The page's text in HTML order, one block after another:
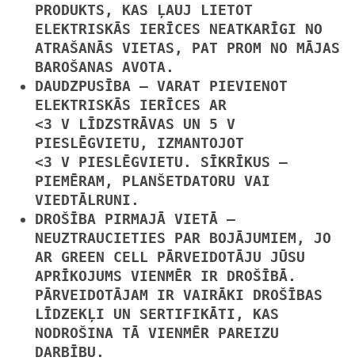
PRODUKTS, KAS ĻAUJ LIETOT
ELEKTRISKĀS IERĪCES NEATKARĪGI NO
ATRAŠANĀS VIETAS, PAT PROM NO MĀJAS
BAROŠANAS AVOTA.
DAUDZPUSĪBA — VARAT PIEVIENOT
ELEKTRISKĀS IERĪCES AR
<3 V LĪDZSTRĀVAS UN 5 V
PIESLĒGVIETU, IZMANTOJOT
<3 V PIESLĒGVIETU. SĪKRĪKUS —
PIEMĒRAM, PLANŠETDATORU VAI
VIEDTĀLRUNI.
DROŠĪBA PIRMAJĀ VIETĀ —
NEUZTRAUCIETIES PAR BOJĀJUMIEM, JO ​​
AR GREEN CELL PĀRVEIDOTĀJU JŪSU
APRĪKOJUMS VIENMĒR IR DROŠĪBĀ.
PĀRVEIDOTĀJAM IR VAIRĀKI DROŠĪBAS
LĪDZEKĻI UN SERTIFIKĀTI, KAS
NODROŠINA TĀ VIENMĒR PAREIZU
DARBĪBU.